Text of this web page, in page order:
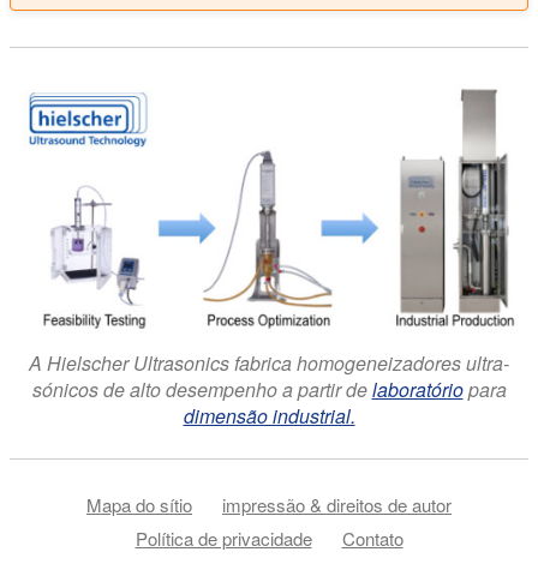
A Hielscher Ultrasonics fabrica homogeneizadores ultra-
sónicos de alto desempenho a partir delaboratóriopara
dimensão industrial.
Mapa do sítio
impressão & direitos de autor
Política de privacidade
Contato